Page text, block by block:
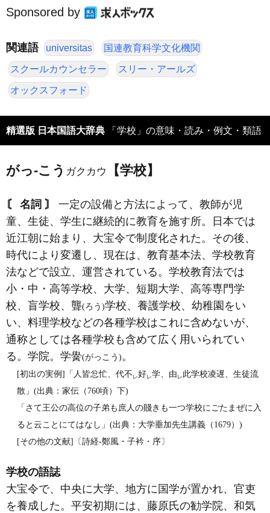
Sponsored by
関連語 universitas 国連教育科学文化機関
スクールカウンセラー スリー・アールズ
オックスフォード
精選版 日本国語大辞典 「学校」の意味・読み・例文・類語
がっ‐こう ガクカウ 【学校】
〘 名詞 〙
一定の設備と方法によって、教師が児
童、生徒、学生に継続的に教育を施す所。日本では
近江朝に始まり、大宝令で制度化された。その後、
時代により変遷し、現在は、教育基本法、学校教育
法などで設立、運営されている。学校教育法では
小・中・高等学校、大学、短期大学、高等専門学
校、盲学校、聾(ろう)学校、養護学校、幼稚園をい
い、料理学校などの各種学校はこれに含めないが、
通称としては各種学校も含めて広く用いられてい
る。学院。学黌(がっこう)。
[初出の実例]「人皆忩忙、代不 レ好レ学、由 レ 此学校凌遅、生徒流
散」(出典：家伝（760頃）下)
「さて王公の高位の子弟も庶人の賤きも一つ学校にごたまぜに入
ると云ことにてはなし」(出典：大学垂加先生講義（1679）)
[その他の文献]〔詩経‐鄭風・子衿・序〕
学校の語誌
大宝令で、中央に大学、地方に国学が置かれ、官吏
を養成した。平安初期には、藤原氏の勧学院、和気